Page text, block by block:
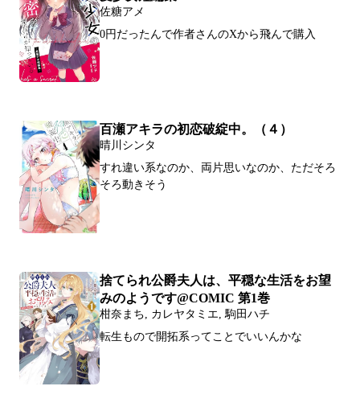
佐糖アメ
0円だったんで作者さんのXから飛んで購入
百瀬アキラの初恋破綻中。（４）
晴川シンタ
すれ違い系なのか、両片思いなのか、ただそろ
そろ動きそう
捨てられ公爵夫人は、平穏な生活をお望
みのようです@COMIC 第1巻
柑奈まち, カレヤタミエ, 駒田ハチ
転生もので開拓系ってことでいいんかな